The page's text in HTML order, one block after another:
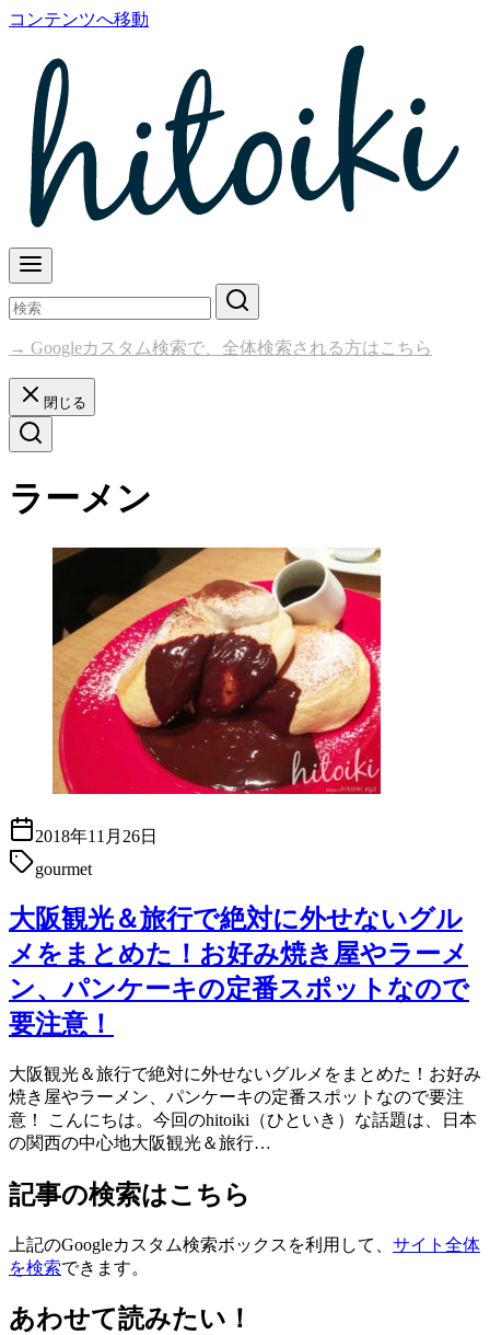
コンテンツへ移動
→ Googleカスタム検索で、全体検索される方はこちら
閉じる
ラーメン
2018年11月26日
gourmet
大阪観光＆旅行で絶対に外せないグル
メをまとめた！お好み焼き屋やラーメ
ン、パンケーキの定番スポットなので
要注意！
大阪観光＆旅行で絶対に外せないグルメをまとめた！お好み
焼き屋やラーメン、パンケーキの定番スポットなので要注
意！ こんにちは。今回のhitoiki（ひといき）な話題は、日本
の関西の中心地大阪観光＆旅行…
記事の検索はこちら
上記のGoogleカスタム検索ボックスを利用して、 サイト全体
を検索できます。
あわせて読みたい！